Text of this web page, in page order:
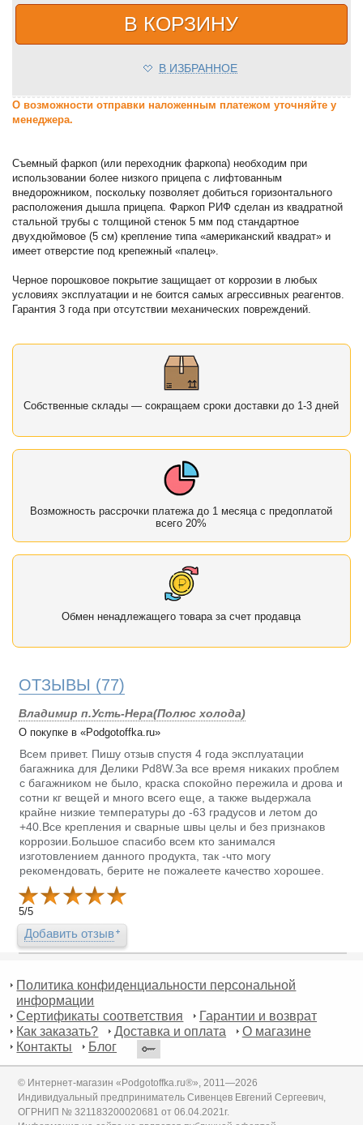
В КОРЗИНУ
В ИЗБРАННОЕ
О возможности отправки наложенным платежом уточняйте у
менеджера.
Съемный фаркоп (или переходник фаркопа) необходим при
использовании более низкого прицепа с лифтованным
внедорожником, поскольку позволяет добиться горизонтального
расположения дышла прицепа. Фаркоп РИФ сделан из квадратной
стальной трубы с толщиной стенок 5 мм под стандартное
двухдюймовое (5 см) крепление типа «американский квадрат» и
имеет отверстие под крепежный «палец».
Черное порошковое покрытие защищает от коррозии в любых
условиях эксплуатации и не боится самых агрессивных реагентов.
Гарантия 3 года при отсутствии механических повреждений.
Собственные склады — сокращаем сроки доставки до 1-3 дней
Возможность рассрочки платежа до 1 месяца с предоплатой
всего 20%
Обмен ненадлежащего товара за счет продавца
ОТЗЫВЫ (77)
Владимир п.Усть-Нера(Полюс холода)
О покупке в «Podgotoffka.ru»
Всем привет. Пишу отзыв спустя 4 года эксплуатации
багажника для Делики Pd8W.За все время никаких проблем
с багажником не было, краска спокойно пережила и дрова и
сотни кг вещей и много всего еще, а также выдержала
крайне низкие температуры до -63 градусов и летом до
+40.Все крепления и сварные швы целы и без признаков
коррозии.Большое спасибо всем кто занимался
изготовлением данного продукта, так -что могу
рекомендовать, берите не пожалеете качество хорошее.
5/5
Добавить отзыв
Политика конфиденциальности персональной
информации
Сертификаты соответствия
Гарантии и возврат
Как заказать?
Доставка и оплата
О магазине
Контакты
Блог
© Интернет-магазин «Podgotoffka.ru®», 2011—2026
Индивидуальный предприниматель Сивенцев Евгений Сергеевич,
ОГРНИП № 321183200020681 от 06.04.2021г.